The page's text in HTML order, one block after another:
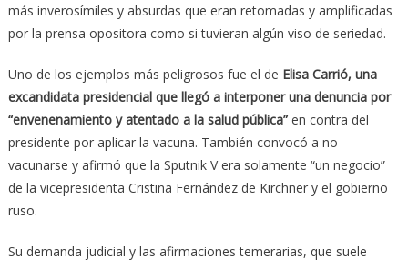
más inverosímiles y absurdas que eran retomadas y amplificadas
por la prensa opositora como si tuvieran algún viso de seriedad.
Uno de los ejemplos más peligrosos fue el de Elisa Carrió, una
excandidata presidencial que llegó a interponer una denuncia por
“envenenamiento y atentado a la salud pública”en contra del
presidente por aplicar la vacuna. También convocó a no
vacunarse y afirmó que la Sputnik V era solamente “un negocio”
de la vicepresidenta Cristina Fernández de Kirchner y el gobierno
ruso.
Su demanda judicial y las afirmaciones temerarias, que suele